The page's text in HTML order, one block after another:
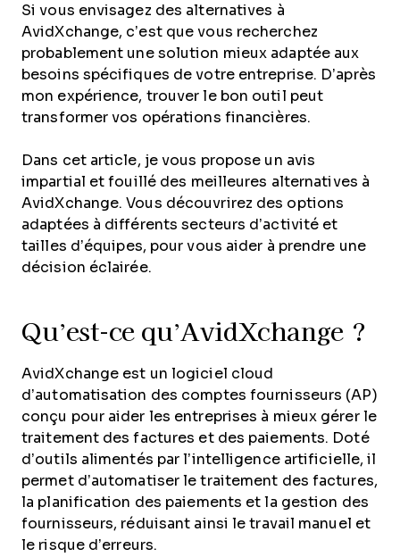
Si vous envisagez des alternatives à
AvidXchange, c’est que vous recherchez
probablement une solution mieux adaptée aux
besoins spécifiques de votre entreprise. D’après
mon expérience, trouver le bon outil peut
transformer vos opérations financières.
Dans cet article, je vous propose un avis
impartial et fouillé des meilleures alternatives à
AvidXchange. Vous découvrirez des options
adaptées à différents secteurs d’activité et
tailles d’équipes, pour vous aider à prendre une
décision éclairée.
Qu’est-ce qu’AvidXchange ?
AvidXchange est un logiciel cloud
d’automatisation des comptes fournisseurs (AP)
conçu pour aider les entreprises à mieux gérer le
traitement des factures et des paiements. Doté
d’outils alimentés par l’intelligence artificielle, il
permet d’automatiser le traitement des factures,
la planification des paiements et la gestion des
fournisseurs, réduisant ainsi le travail manuel et
le risque d’erreurs.